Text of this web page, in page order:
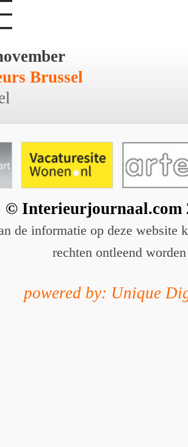
Brussel
© Interieurjournaal.com
de informatie op deze website
rechten ontleend worden
powered by: Unique